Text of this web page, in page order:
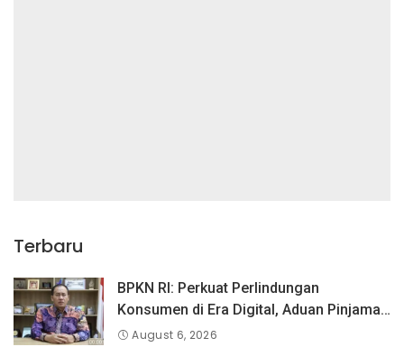
Terbaru
BPKN RI: Perkuat Perlindungan
Konsumen di Era Digital, Aduan Pinjaman
Online Masih Menjadi Perhatian Serius
August 6, 2026